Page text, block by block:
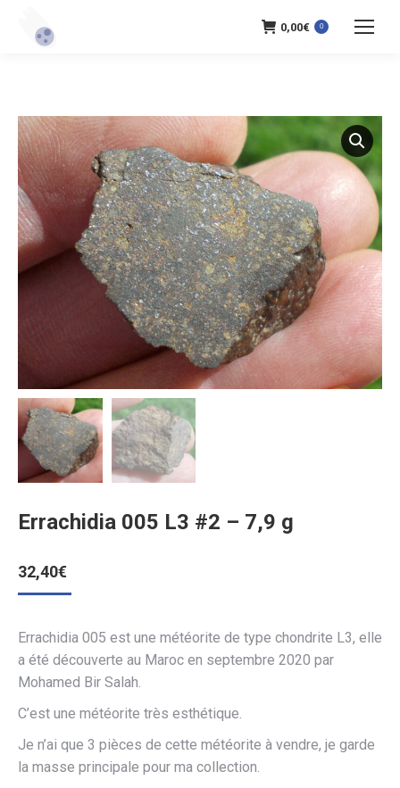
0,00€ 0
Errachidia 005 L3 #2 – 7,9 g
32,40€
Errachidia 005 est une météorite de type chondrite L3, elle
a été découverte au Maroc en septembre 2020 par
Mohamed Bir Salah.
C’est une météorite très esthétique.
Je n’ai que 3 pièces de cette météorite à vendre, je garde
la masse principale pour ma collection.